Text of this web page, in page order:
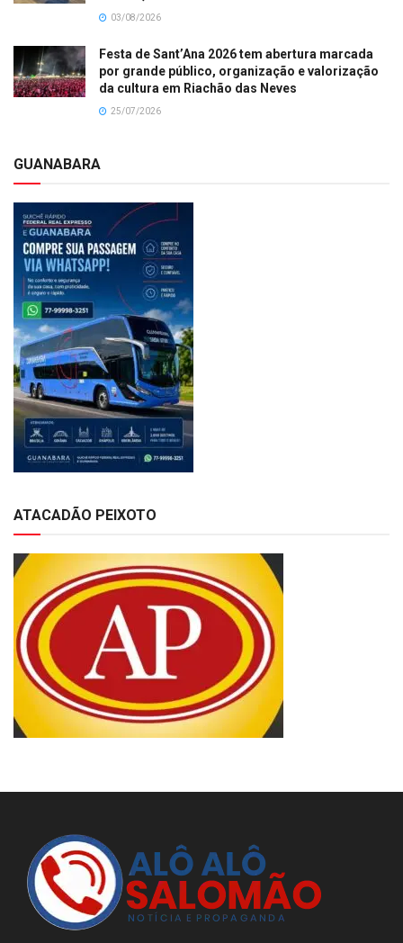
03/08/2026
Festa de Sant’Ana 2026 tem abertura marcada
por grande público, organização e valorização
da cultura em Riachão das Neves
25/07/2026
GUANABARA
ATACADÃO PEIXOTO